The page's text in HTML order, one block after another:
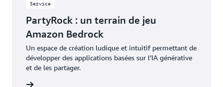
Service
PartyRock : un terrain de jeu
Amazon Bedrock
Un espace de création ludique et intuitif permettant de
développer des applications basées sur l’IA générative
et de les partager.